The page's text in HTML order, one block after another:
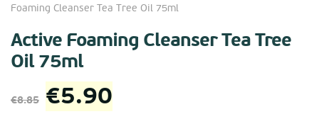
Foaming Cleanser Tea Tree Oil 75ml
Active Foaming Cleanser Tea Tree
Oil 75ml
€8.85 Original
€5.90